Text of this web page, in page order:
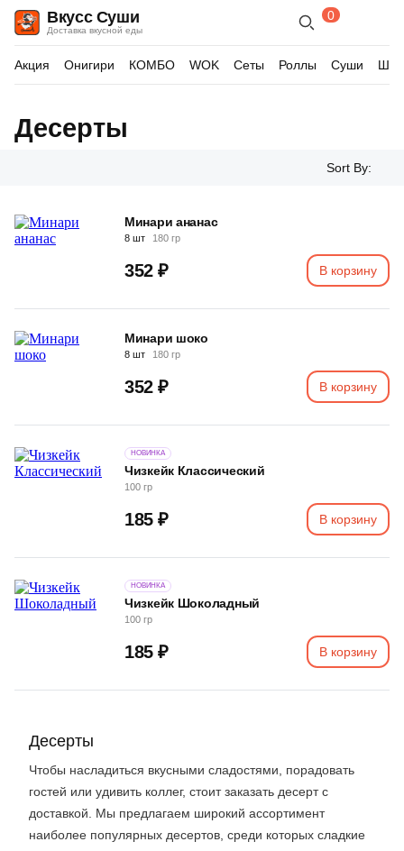
Вкусс Суши
Доставка вкусной еды
ПоискКорзина
0
Акция Онигири КОМБО WOK Сеты Роллы Суши
Десерты
Sort By:
Минари ананас
8 шт 180 гр
352 ₽ В корзину
Минари шоко
8 шт 180 гр
352 ₽ В корзину
Чизкейк Классический
НОВИНКА
100 гр
185 ₽ В корзину
Чизкейк Шоколадный
НОВИНКА
100 гр
185 ₽ В корзину
Десерты
Чтобы насладиться вкусными сладостями, порадовать
гостей или удивить коллег, стоит заказать десерт с
доставкой. Мы предлагаем широкий ассортимент
наиболее популярных десертов, среди которых сладкие